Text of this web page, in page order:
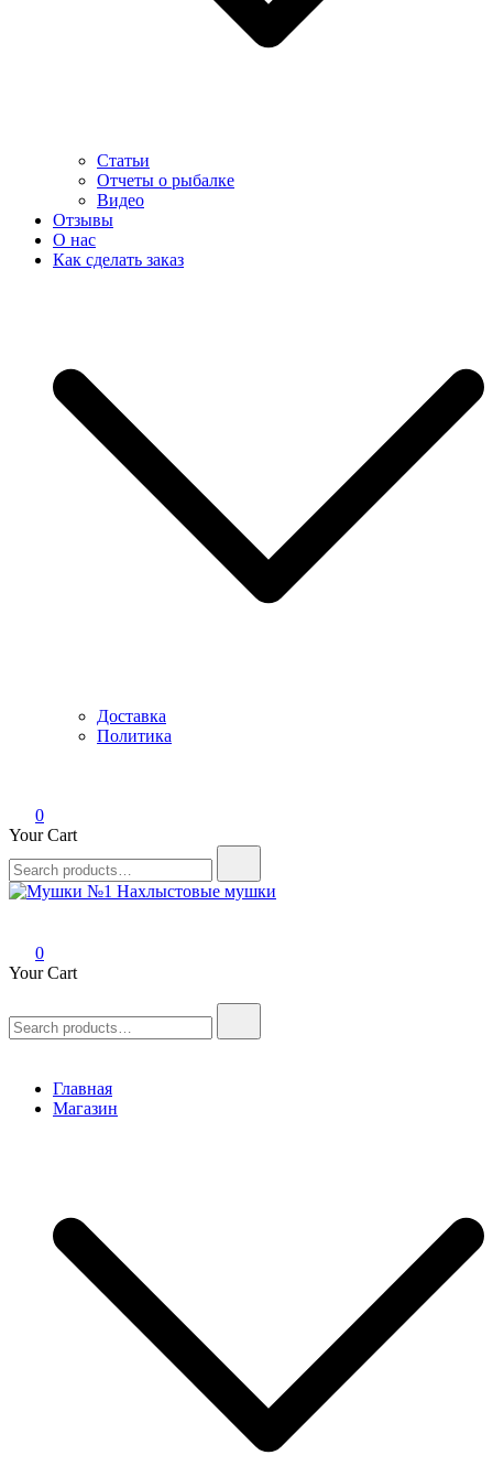
Статьи
Отчеты о рыбалке
Видео
Отзывы
О нас
Как сделать заказ
Доставка
Политика
0
Your Cart
for:
0
Your Cart
for:
Главная
Магазин